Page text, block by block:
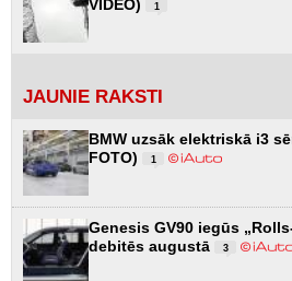
VIDEO)
1
JAUNIE RAKSTI
BMW uzsāk elektriskā i3
FOTO)
1
Genesis GV90 iegūs
debitēs augustā
3